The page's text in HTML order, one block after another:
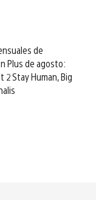
de
Plus de agosto:
2 Stay Human, Big